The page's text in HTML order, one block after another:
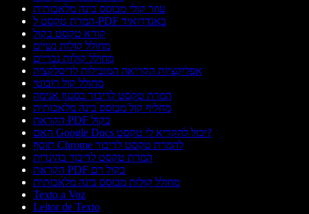
עוזר קולי מבוסס בינה מלאכותית
המרת טקסט ל-PDF באנדרואיד
קורא טקסט בקול
מחולל קולות נשיים
מחולל קולות גבריים
אפליקציות הקריאה המובילות לדיסלקציה
מחולל קול רובוטי
המרת טקסט לדיבור בסגנון אנימה
מחליף קול מבוסס בינה מלאכותית
הקראת PDF בקול
האם Google Docs יכול להקריא לי טקסט?
תוסף Chrome להמרת טקסט לדיבור
המרת טקסט לדיבור בהינדית
הקראת PDF בקול רם
מחולל קולות מבוסס בינה מלאכותית
Texto a Voz
Leitor de Texto